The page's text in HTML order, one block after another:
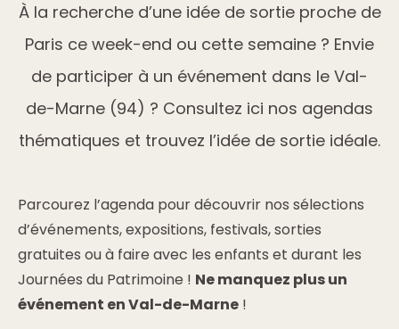
À la recherche d’une idée de sortie proche de
Paris ce week-end ou cette semaine ? Envie
de participer à un événement dans le Val-
de-Marne (94) ? Consultez ici nos agendas
thématiques et trouvez l’idée de sortie idéale.
Parcourez l’agenda pour découvrir nos sélections
d’événements, expositions, festivals, sorties
gratuites ou à faire avec les enfants et durant les
Journées du Patrimoine ! Ne manquez plus un
événement en Val-de-Marne !